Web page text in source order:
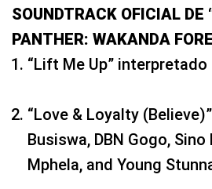
SOUNDTRACK OFICIAL DE
PANTHER: WAKANDA
“Lift Me Up” interpretado
“Love & Loyalty
Busiswa, DBN Gogo,
Mphela, and Young